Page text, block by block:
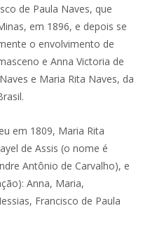
de Paula Naves, que
em 1896, e depois se
o envolvimento de
e Anna Victoria de
e Maria Rita Naves, da
em 1809, Maria Rita
de Assis (o nome é
Antônio de Carvalho), e
Anna, Maria,
Francisco de Paula